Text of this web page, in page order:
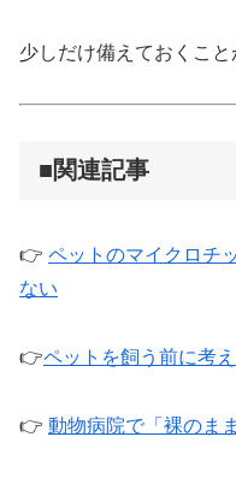
少しだけ備えておくこと
■関連記事
👉 ペットのマイクロチ
ない
👉ペットを飼う前に考
👉 動物病院で「裸のま